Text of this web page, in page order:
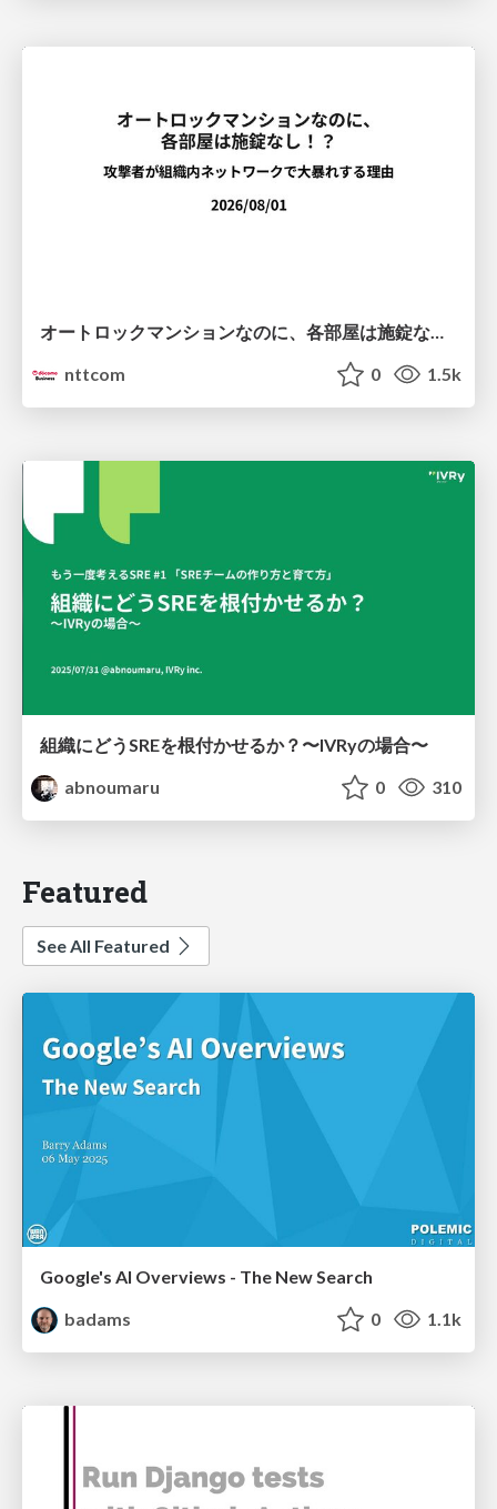
nttcom
0 1.5k
組織にどうSREを根付かせるか？〜IVRyの場合〜
abnoumaru
0 310
Featured
See All Featured
Google's AI Overviews - The New Search
badams
0 1.1k